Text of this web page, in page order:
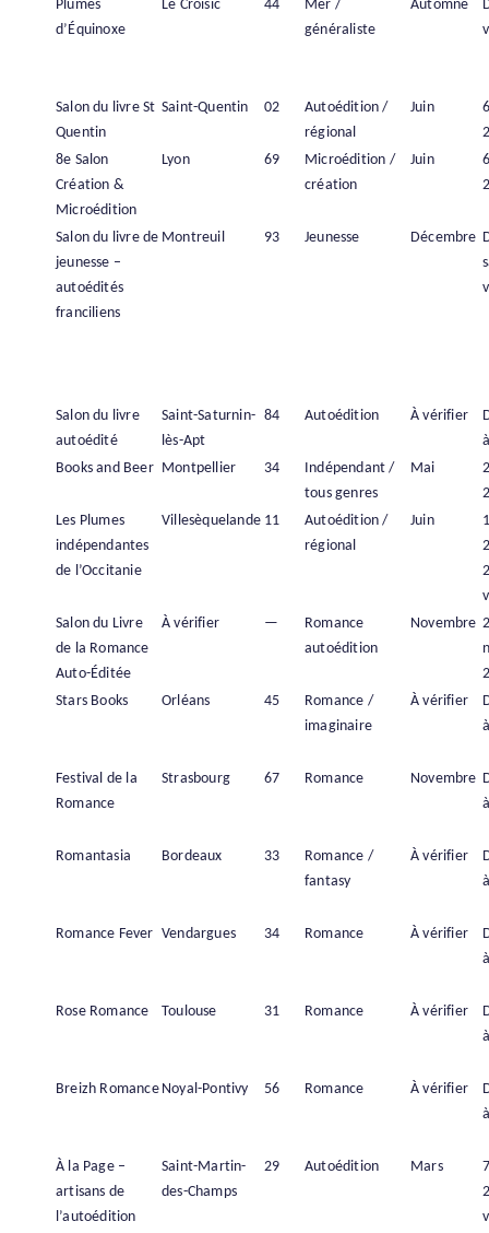
Plumes
d’Équinoxe
Le Croisic 44
Mer /
généraliste
Automne
Salon du livre St
Quentin
Saint-Quentin 02
Autoédition /
régional
Juin
8e Salon
Création &
Microédition
Lyon 69
Microédition /
création
Juin
Salon du livre de
jeunesse –
autoédités
franciliens
Montreuil 93 Jeunesse Décembre
Salon du livre
autoédité
Saint-Saturnin-
lès-Apt
84 Autoédition À vérifier
Books and Beer Montpellier 34
Indépendant /
tous genres
Mai
Les Plumes
indépendantes
de l’Occitanie
Villesèquelande 11
Autoédition /
régional
Juin
Salon du Livre
de la Romance
Auto-Éditée
À vérifier —
Romance
autoédition
Novembre
Stars Books
Orléans 45
Romance /
imaginaire
À vérifier
Festival de la
Romance
Strasbourg 67 Romance Novembre
Romantasia Bordeaux 33
Romance /
fantasy
À vérifier
Romance Fever Vendargues 34 Romance À vérifier
Rose Romance Toulouse 31 Romance À vérifier
Breizh Romance Noyal-Pontivy 56 Romance À vérifier
À la Page –
artisans de
l’autoédition
Saint-Martin-
des-Champs
29 Autoédition Mars